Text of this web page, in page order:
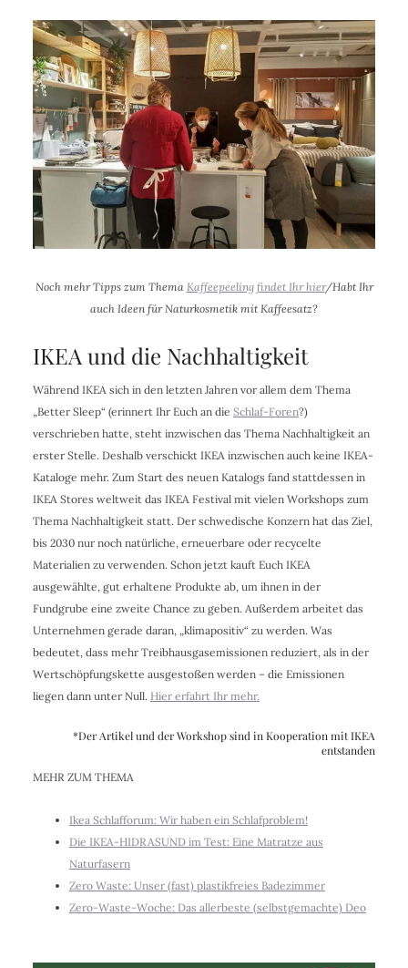
Noch mehr Tipps zum Thema Kaffeepeeling findet Ihr hier/Habt Ihr
auch Ideen für Naturkosmetik mit Kaffeesatz?
IKEA und die Nachhaltigkeit
Während IKEA sich in den letzten Jahren vor allem dem Thema
„Better Sleep“ (erinnert Ihr Euch an die Schlaf-Foren?)
verschrieben hatte, steht inzwischen das Thema Nachhaltigkeit an
erster Stelle. Deshalb verschickt IKEA inzwischen auch keine IKEA-
Kataloge mehr. Zum Start des neuen Katalogs fand stattdessen in
IKEA Stores weltweit das IKEA Festival mit vielen Workshops zum
Thema Nachhaltigkeit statt. Der schwedische Konzern hat das Ziel,
bis 2030 nur noch natürliche, erneuerbare oder recycelte
Materialien zu verwenden. Schon jetzt kauft Euch IKEA
ausgewählte, gut erhaltene Produkte ab, um ihnen in der
Fundgrube eine zweite Chance zu geben. Außerdem arbeitet das
Unternehmen gerade daran, „klimapositiv“ zu werden. Was
bedeutet, dass mehr Treibhausgasemissionen reduziert, als in der
Wertschöpfungskette ausgestoßen werden – die Emissionen
liegen dann unter Null. Hier erfahrt Ihr mehr.
*Der Artikel und der Workshop sind in Kooperation mit IKEA
entstanden
MEHR ZUM THEMA
Ikea Schlafforum: Wir haben ein Schlafproblem!
Die IKEA-HIDRASUND im Test: Eine Matratze aus
Naturfasern
Zero Waste: Unser (fast) plastikfreies Badezimmer
Zero-Waste-Woche: Das allerbeste (selbstgemachte) Deo